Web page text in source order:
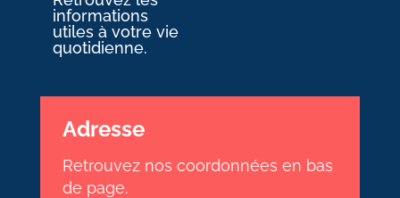
informations
utiles à votre vie
quotidienne.
Adresse
Retrouvez nos coordonnées en bas
de page.